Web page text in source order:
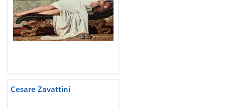
Cesare Zavattini